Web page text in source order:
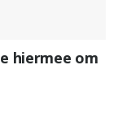
hiermee om